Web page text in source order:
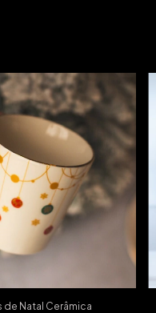
de Natal Cerâmica